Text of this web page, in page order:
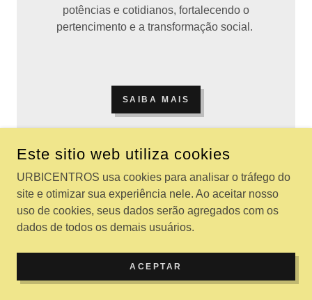
potências e cotidianos, fortalecendo o
pertencimento e a transformação social.
SAIBA MAIS
OFICINA 13
Este sitio web utiliza cookies
URBICENTROS usa cookies para analisar o tráfego do
site e otimizar sua experiência nele. Ao aceitar nosso
uso de cookies, seus dados serão agregados com os
dados de todos os demais usuários.
ACEPTAR